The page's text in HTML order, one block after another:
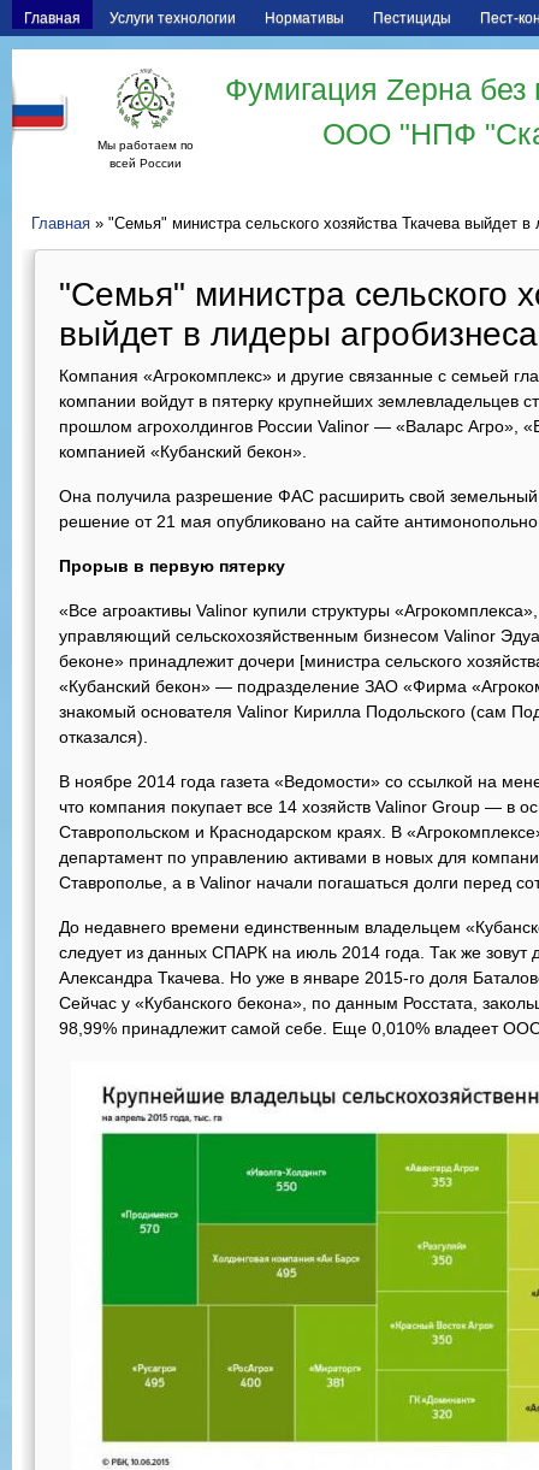
Главная Услуги технологии Нормативы Пестициды Пест-
Мы работаем по
всей России
Фумигация Zерна
ООО "НПФ
Главная » "Семья" министра сельского хозяйства Ткачева выйдет в
"Семья" министра сельского
выйдет в лидеры агробизнеса
Компания «Агрокомплекс» и другие связанные с семьей
компании войдут в пятерку крупнейших землевладельцев
прошлом агрохолдингов России Valinor — «Валарс
компанией «Кубанский бекон».
Она получила разрешение ФАС расширить свой
решение от 21 мая опубликовано на сайте
​Прорыв в первую пятерку
«Все агроактивы Valinor купили структуры
управляющий сельскохозяйственным бизнесом Valinor
беконе» принадлежит дочери [министра сельского
«Кубанский бекон» — подразделение ЗАО «Фирма
знакомый основателя Valinor Кирилла Подольского (сам
отказался).
В ноябре 2014 года газета «Ведомости» со ссылкой на
что компания покупает все 14 хозяйств Valinor Group — в
Ставропольском и Краснодарском краях. В
департамент по управлению активами в новых для
Ставрополье, а в Valinor начали погашаться долги перед
До недавнего времени единственным владельцем
следует из данных СПАРК на июль 2014 года. Так же зовут
Александра Ткачева. Но уже в январе 2015-го доля
Сейчас у «Кубанского бекона», по данным Росстата,
98,99% принадлежит самой себе. Еще 0,010% владеет